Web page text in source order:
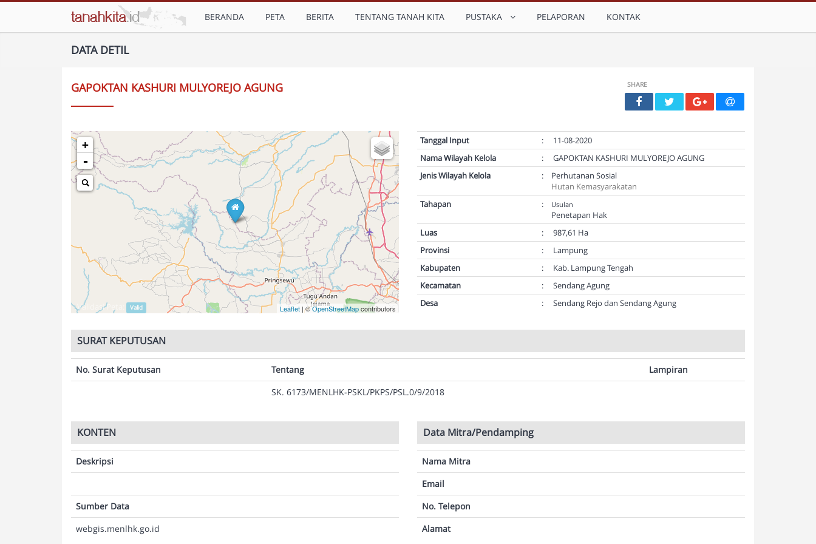
BERANDA PETA BERITA TENTANG TANAH KITA PUSTAKA PELAPORAN KONTAK
DATA DETIL
GAPOKTAN KASHURI MULYOREJO AGUNG SHARE
+
-
Leaflet | ©OpenStreetMapcontributors
Validasi Peta: Valid
Tanggal Input :
11-08-2020
Nama Wilayah Kelola
:
GAPOKTAN KASHURI MULYOREJO AGUNG
Jenis Wilayah Kelola
:
Perhutanan Sosial
Hutan Kemasyarakatan
Tahapan
: Usulan
Penetapan Hak
Luas
:
987,61 Ha
Provinsi
:
Lampung
Kabupaten
:
Kab. Lampung Tengah
Kecamatan
:
Sendang Agung
Desa
: Sendang Rejo dan Sendang Agung
SURAT KEPUTUSAN
No. Surat Keputusan Tentang
Lampiran
SK. 6173/MENLHK-PSKL/PKPS/PSL.0/9/2018
KONTEN
Deskripsi
Sumber Data
webgis.menlhk.go.id
Data Mitra/Pendamping
Nama Mitra
Email
No. Telepon
Alamat